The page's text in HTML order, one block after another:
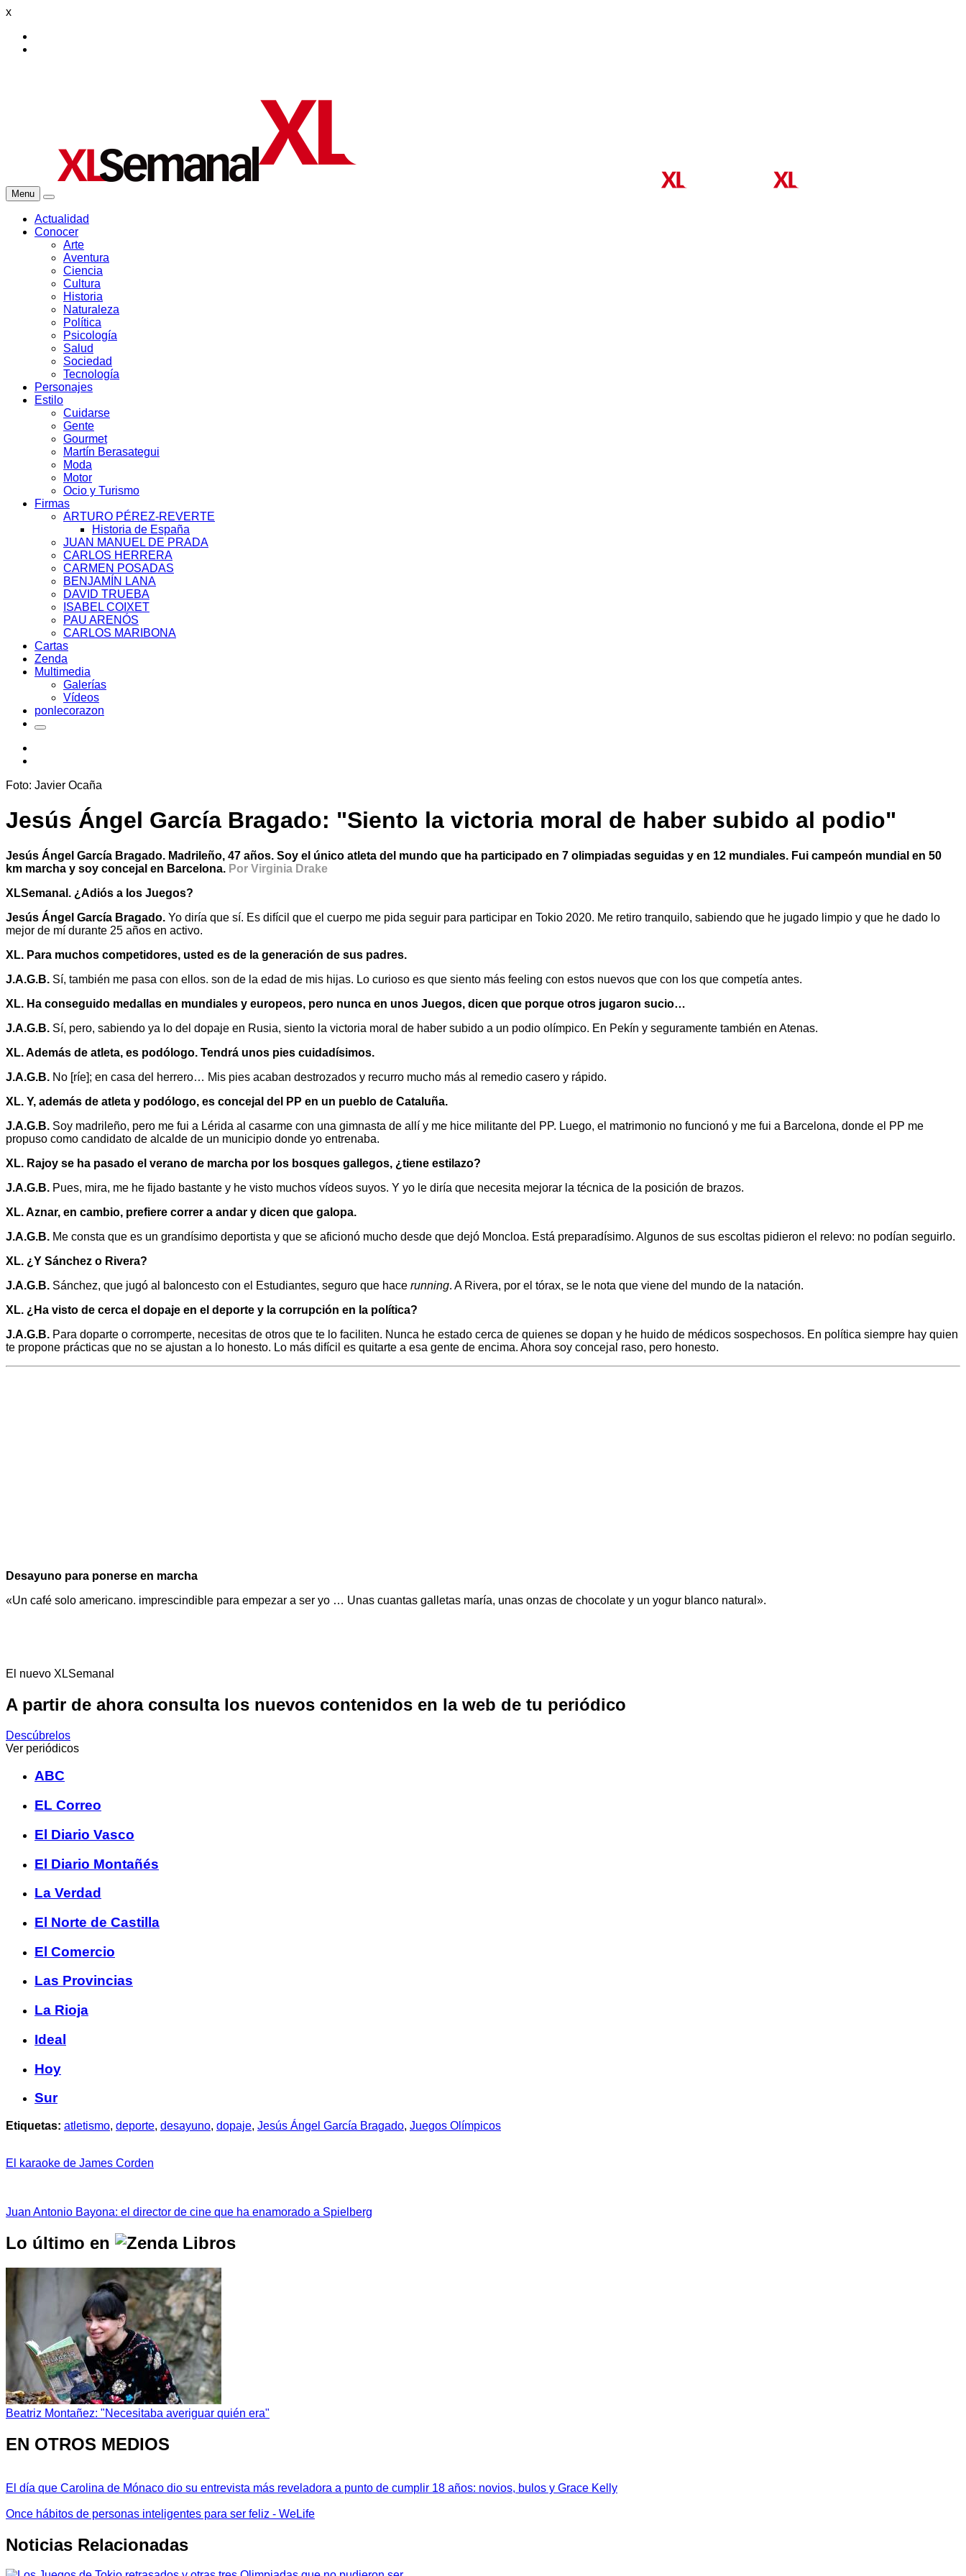
x
Menu
Actualidad
Conocer
Arte
Aventura
Ciencia
Cultura
Historia
Naturaleza
Política
Psicología
Salud
Sociedad
Tecnología
Personajes
Estilo
Cuidarse
Gente
Gourmet
Martín Berasategui
Moda
Motor
Ocio y Turismo
Firmas
ARTURO PÉREZ-REVERTE
Historia de España
JUAN MANUEL DE PRADA
CARLOS HERRERA
CARMEN POSADAS
BENJAMÍN LANA
DAVID TRUEBA
ISABEL COIXET
PAU ARENÓS
CARLOS MARIBONA
Cartas
Zenda
Multimedia
Galerías
Vídeos
ponlecorazon
Foto: Javier Ocaña
Jesús Ángel García Bragado: "Siento la victoria moral de haber subido al podio"
Jesús Ángel García Bragado. Madrileño, 47 años. Soy el único atleta del mundo que ha participado en 7 olimpiadas seguidas y en 12 mundiales. Fui campeón mundial en 50
km marcha y soy concejal en Barcelona. Por Virginia Drake
XLSemanal. ¿Adiós a los Juegos?
Jesús Ángel García Bragado. Yo diría que sí. Es difícil que el cuerpo me pida seguir para participar en Tokio 2020. Me retiro tranquilo, sabiendo que he jugado limpio y que he dado lo
mejor de mí durante 25 años en activo.
XL. Para muchos competidores, usted es de la generación de sus padres.
J.A.G.B. Sí, también me pasa con ellos. son de la edad de mis hijas. Lo curioso es que siento más feeling con estos nuevos que con los que competía antes.
XL. Ha conseguido medallas en mundiales y europeos, pero nunca en unos Juegos, dicen que porque otros jugaron sucio…
J.A.G.B. Sí, pero, sabiendo ya lo del dopaje en Rusia, siento la victoria moral de haber subido a un podio olímpico. En Pekín y seguramente también en Atenas.
XL. Además de atleta, es podólogo. Tendrá unos pies cuidadísimos.
J.A.G.B. No [ríe]; en casa del herrero… Mis pies acaban destrozados y recurro mucho más al remedio casero y rápido.
XL. Y, además de atleta y podólogo, es concejal del PP en un pueblo de Cataluña.
J.A.G.B. Soy madrileño, pero me fui a Lérida al casarme con una gimnasta de allí y me hice militante del PP. Luego, el matrimonio no funcionó y me fui a Barcelona, donde el PP me
propuso como candidato de alcalde de un municipio donde yo entrenaba.
XL. Rajoy se ha pasado el verano de marcha por los bosques gallegos, ¿tiene estilazo?
J.A.G.B. Pues, mira, me he fijado bastante y he visto muchos vídeos suyos. Y yo le diría que necesita mejorar la técnica de la posición de brazos.
XL. Aznar, en cambio, prefiere correr a andar y dicen que galopa.
J.A.G.B. Me consta que es un grandísimo deportista y que se aficionó mucho desde que dejó Moncloa. Está preparadísimo. Algunos de sus escoltas pidieron el relevo: no podían seguirlo.
XL. ¿Y Sánchez o Rivera?
J.A.G.B. Sánchez, que jugó al baloncesto con el Estudiantes, seguro que hace running. A Rivera, por el tórax, se le nota que viene del mundo de la natación.
XL. ¿Ha visto de cerca el dopaje en el deporte y la corrupción en la política?
J.A.G.B. Para doparte o corromperte, necesitas de otros que te lo faciliten. Nunca he estado cerca de quienes se dopan y he huido de médicos sospechosos. En política siempre hay quien
te propone prácticas que no se ajustan a lo honesto. Lo más difícil es quitarte a esa gente de encima. Ahora soy concejal raso, pero honesto.
Desayuno para ponerse en marcha
«Un café solo americano. imprescindible para empezar a ser yo … Unas cuantas galletas maría, unas onzas de chocolate y un yogur blanco natural».
El nuevo XLSemanal
A partir de ahora consulta los nuevos contenidos en la web de tu periódico
Descúbrelos
Ver periódicos
ABC
EL Correo
El Diario Vasco
El Diario Montañés
La Verdad
El Norte de Castilla
El Comercio
Las Provincias
La Rioja
Ideal
Hoy
Sur
Etiquetas: atletismo, deporte, desayuno, dopaje, Jesús Ángel García Bragado, Juegos Olímpicos
El karaoke de James Corden
Juan Antonio Bayona: el director de cine que ha enamorado a Spielberg
Lo último en
Beatriz Montañez: "Necesitaba averiguar quién era"
EN OTROS MEDIOS
El día que Carolina de Mónaco dio su entrevista más reveladora a punto de cumplir 18 años: novios, bulos y Grace Kelly
Once hábitos de personas inteligentes para ser feliz - WeLife
Noticias Relacionadas